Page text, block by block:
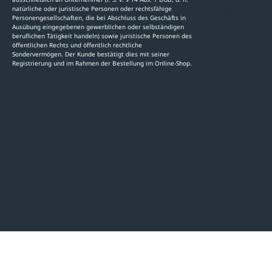
natürliche oder juristische Personen oder rechtsfähige
Personengesellschaften, die bei Abschluss des Geschäfts in
Ausübung eingegebenen gewerblichen oder selbständigen
beruflichen Tätigkeit handeln) sowie juristische Personen des
öffentlichen Rechts und öffentlich rechtliche
Sondervermögen. Der Kunde bestätigt dies mit seiner
Registrierung und im Rahmen der Bestellung im Online-Shop.